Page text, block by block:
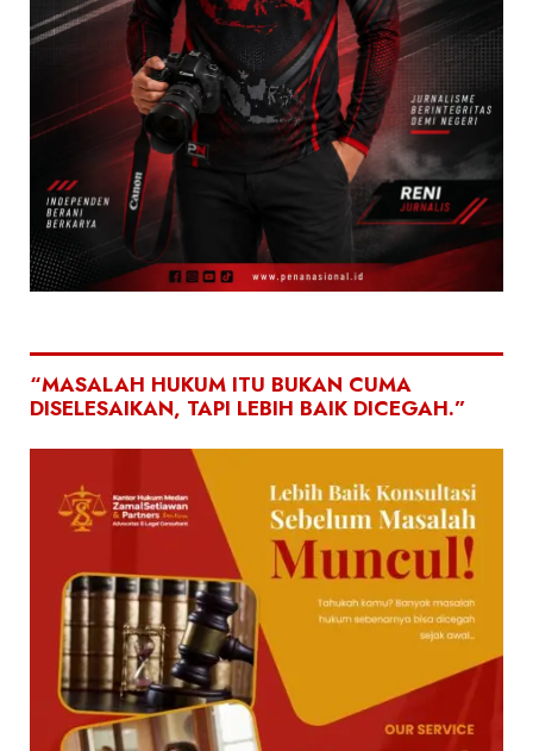
“MASALAH HUKUM ITU BUKAN CUMA
DISELESAIKAN, TAPI LEBIH BAIK DICEGAH.”